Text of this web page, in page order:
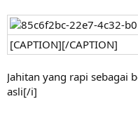
[CAPTION][/CAPTION]
Jahitan yang rapi sebagai
asli[/i]